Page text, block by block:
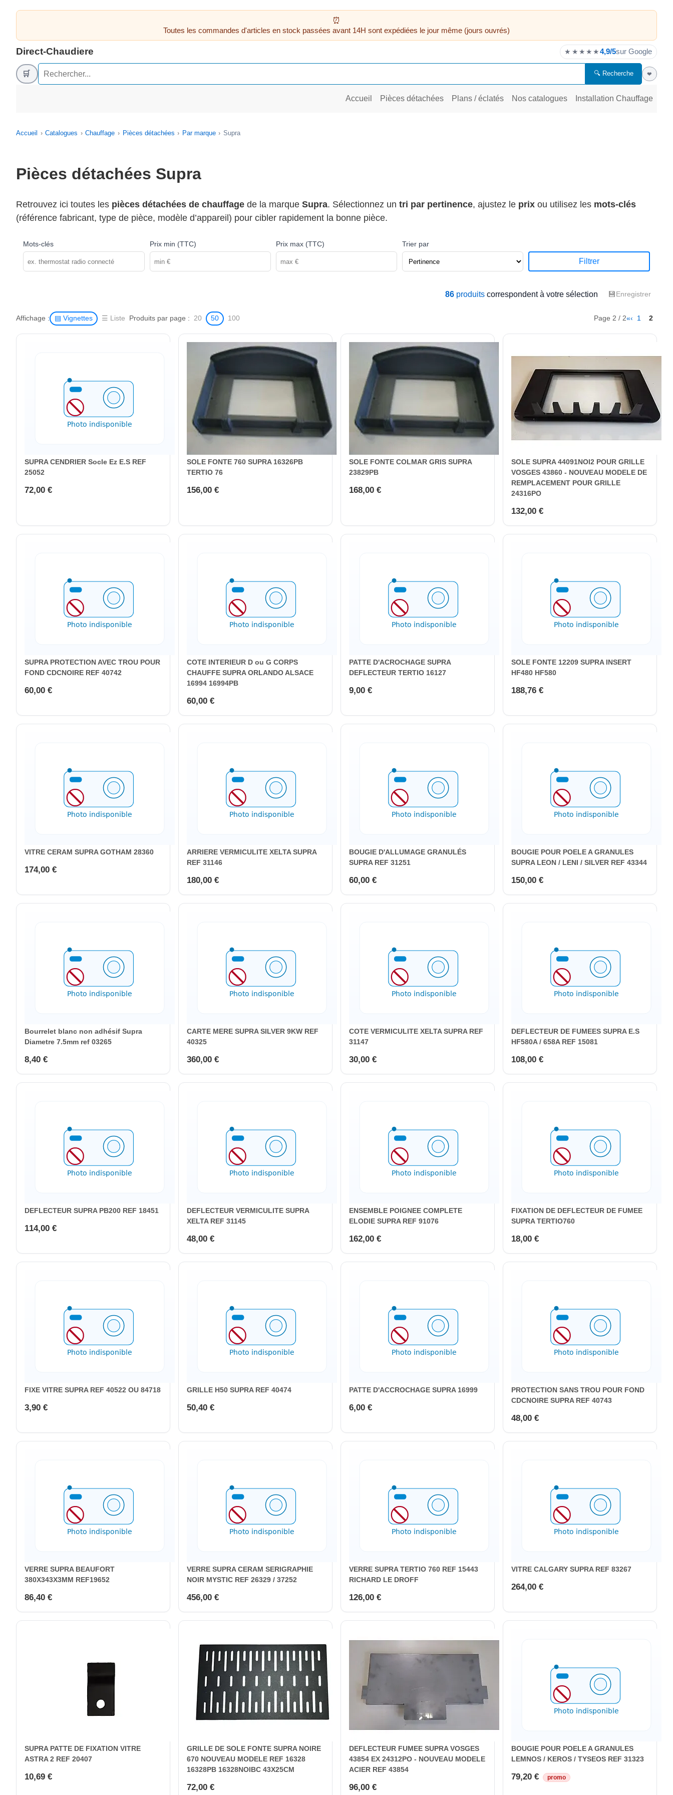
Toutes les commandes d'articles en stock passées avant 14H sont expédiées le jour même (jours ouvrés)
Direct-Chaudiere ★★★★★4,9/5sur Google
🛒 🔍 Recherche ❤
Accueil Pièces détachées Plans / éclatés Nos catalogues Installation Chauffage
Accueil Catalogues Chauffage Pièces détachées Par marque Supra
Pièces détachées Supra
Retrouvez ici toutes les pièces détachées de chauffage de la marque Supra. Sélectionnez un tri par pertinence, ajustez le prix ou utilisez les mots-clés
(référence fabricant, type de pièce, modèle d’appareil) pour cibler rapidement la bonne pièce.
Mots-clés Prix min (TTC) Prix max (TTC) Trier par
Filtrer
86 produits correspondent à votre sélection 💾Enregistrer
Affichage : ▤ Vignettes ☰ Liste Produits par page : 20 50 100 Page 2 / 2«‹ 1 2
SUPRA CENDRIER Socle Ez E.S REF
25052
72,00 €
SOLE FONTE 760 SUPRA 16326PB
TERTIO 76
156,00 €
SOLE FONTE COLMAR GRIS SUPRA
23829PB
168,00 €
SOLE SUPRA 44091NOI2 POUR GRILLE
VOSGES 43860 - NOUVEAU MODELE DE
REMPLACEMENT POUR GRILLE
24316PO
132,00 €
SUPRA PROTECTION AVEC TROU POUR
FOND CDCNOIRE REF 40742
60,00 €
COTE INTERIEUR D ou G CORPS
CHAUFFE SUPRA ORLANDO ALSACE
16994 16994PB
60,00 €
PATTE D'ACROCHAGE SUPRA
DEFLECTEUR TERTIO 16127
9,00 €
SOLE FONTE 12209 SUPRA INSERT
HF480 HF580
188,76 €
VITRE CERAM SUPRA GOTHAM 28360
174,00 €
ARRIERE VERMICULITE XELTA SUPRA
REF 31146
180,00 €
BOUGIE D'ALLUMAGE GRANULÉS
SUPRA REF 31251
60,00 €
BOUGIE POUR POELE A GRANULES
SUPRA LEON / LENI / SILVER REF 43344
150,00 €
Bourrelet blanc non adhésif Supra
Diametre 7.5mm ref 03265
8,40 €
CARTE MERE SUPRA SILVER 9KW REF
40325
360,00 €
COTE VERMICULITE XELTA SUPRA REF
31147
30,00 €
DEFLECTEUR DE FUMEES SUPRA E.S
HF580A / 658A REF 15081
108,00 €
DEFLECTEUR SUPRA PB200 REF 18451
114,00 €
DEFLECTEUR VERMICULITE SUPRA
XELTA REF 31145
48,00 €
ENSEMBLE POIGNEE COMPLETE
ELODIE SUPRA REF 91076
162,00 €
FIXATION DE DEFLECTEUR DE FUMEE
SUPRA TERTIO760
18,00 €
FIXE VITRE SUPRA REF 40522 OU 84718
3,90 €
GRILLE H50 SUPRA REF 40474
50,40 €
PATTE D'ACCROCHAGE SUPRA 16999
6,00 €
PROTECTION SANS TROU POUR FOND
CDCNOIRE SUPRA REF 40743
48,00 €
VERRE SUPRA BEAUFORT
380X343X3MM REF19652
86,40 €
VERRE SUPRA CERAM SERIGRAPHIE
NOIR MYSTIC REF 26329 / 37252
456,00 €
VERRE SUPRA TERTIO 760 REF 15443
RICHARD LE DROFF
126,00 €
VITRE CALGARY SUPRA REF 83267
264,00 €
SUPRA PATTE DE FIXATION VITRE
ASTRA 2 REF 20407
10,69 €
GRILLE DE SOLE FONTE SUPRA NOIRE
670 NOUVEAU MODELE REF 16328
16328PB 16328NOIBC 43X25CM
72,00 €
DEFLECTEUR FUMEE SUPRA VOSGES
43854 EX 24312PO - NOUVEAU MODELE
ACIER REF 43854
96,00 €
BOUGIE POUR POELE A GRANULES
LEMNOS / KEROS / TYSEOS REF 31323
79,20 € promo